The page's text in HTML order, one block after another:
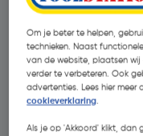
Om je beter te helpen,
technieken. Naast
van de website, plaatsen
verder te verbeteren. Ook
advertenties. Lees hier meer
cookieverklaring.
Als je op 'Akkoord' klikt, dan